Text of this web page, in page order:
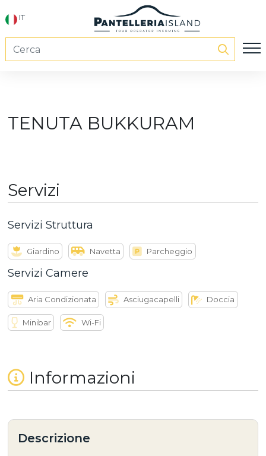
IT
TENUTA BUKKURAM
Servizi
Servizi Struttura
Giardino Navetta Parcheggio
Servizi Camere
Aria Condizionata Asciugacapelli Doccia
Minibar Wi-Fi
Informazioni
Descrizione